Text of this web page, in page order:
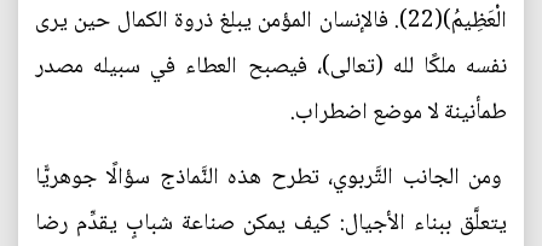
الْعَظِيمُ)(22). فالإنسان المؤمن يبلغ ذروة الكمال حين يرى
نفسه ملكًا لله (تعالى)، فيصبح العطاء في سبيله مصدر
طمأنينة لا موضع اضطراب.
ومن الجانب التَّربوي، تطرح هذه النَّماذج سؤالًا جوهريًّا
يتعلَّق ببناء الأجيال: كيف يمكن صناعة شبابٍ يقدِّم رضا